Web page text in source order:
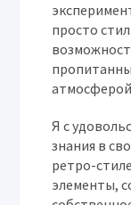
просто
Я с
знания в
ретро-
элементы,